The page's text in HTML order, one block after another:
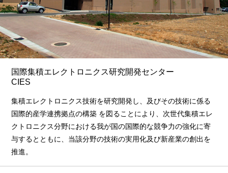
国際集積エレクトロニクス研究開発センター
CIES
集積エレクトロニクス技術を研究開発し、及びその技術に係る
国際的産学連携拠点の構築 を図ることにより、次世代集積エレ
クトロニクス分野における我が国の国際的な競争力の強化に寄
与するとともに、当該分野の技術の実用化及び新産業の創出を
推進。